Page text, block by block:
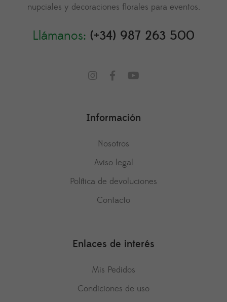
nupciales y decoraciones florales para eventos.
Llámanos: (+34) 987 263 500
Información
Nosotros
Aviso legal
Política de devoluciones
Contacto
Enlaces de interés
Mis Pedidos
Condiciones de uso